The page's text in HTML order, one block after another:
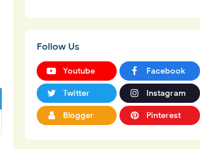
Follow Us
Youtube Facebook
Twitter Instagram
Blogger Pinterest